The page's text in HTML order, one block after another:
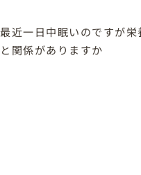
最近一日中眠いのですが
と関係がありますか